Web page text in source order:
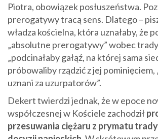
Piotra, obowiązek posłuszeństwa.
prerogatywy tracą sens. Dlatego –
władza kościelna, która uznałaby, że
„absolutne prerogatywy” wobec
„podcinałaby gałąź, na której sama
próbowaliby rządzić z jej pominięciem,
uznani za uzurpatorów”.
Dekert twierdzi jednak, że w epoce
współczesnej w Kościele zachodził
przesuwania ciężaru z prymatu